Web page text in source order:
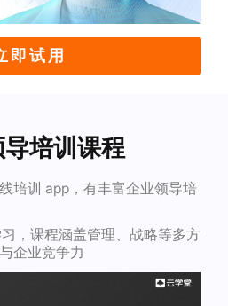
即试用
培训课程
培训 app，有丰富企业领导培
，课程涵盖管理、战略等多方
企业竞争力